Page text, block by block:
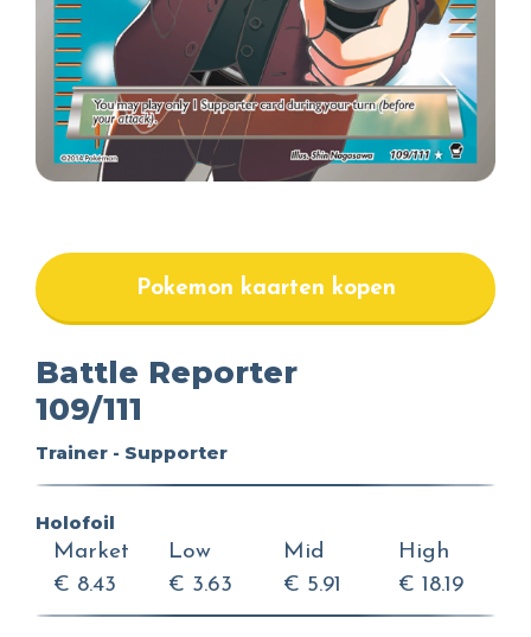
Pokemon kaarten kopen
Battle Reporter
109/111
Trainer - Supporter
Holofoil
Market
€ 8.43
Low
€ 3.63
Mid
€ 5.91
High
€ 18.19